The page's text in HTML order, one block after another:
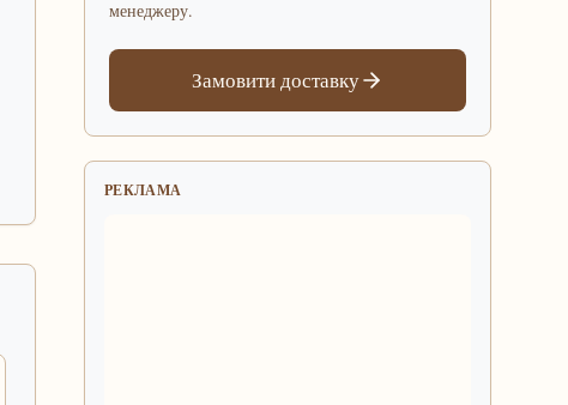
менеджеру.
Замовити доставку
РЕКЛАМА